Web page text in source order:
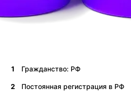
1 Гражданство: РФ
2 Постоянная регистрация в РФ